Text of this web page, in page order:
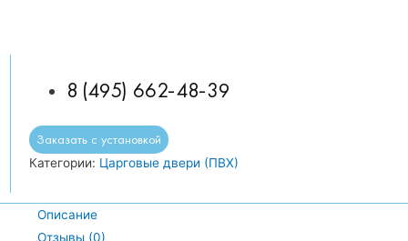
8 (495) 662-48-39
Заказать с установкой
Категории: Царговые двери (ПВХ)
Описание
Отзывы (0)